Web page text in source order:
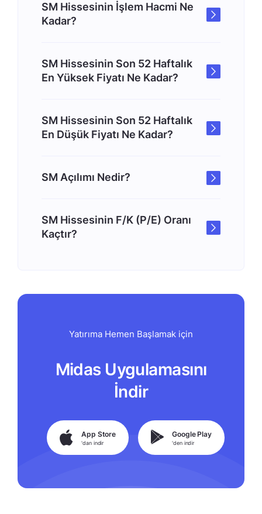
SM Hissesinin İşlem Hacmi Ne
Kadar?
SM Hissesinin Son 52 Haftalık
En Yüksek Fiyatı Ne Kadar?
SM Hissesinin Son 52 Haftalık
En Düşük Fiyatı Ne Kadar?
SM Açılımı Nedir?
SM Hissesinin F/K (P/E) Oranı
Kaçtır?
Yatırıma Hemen Başlamak için
Midas Uygulamasını
İndir
App Store
'dan indir
Google Play
'den indir